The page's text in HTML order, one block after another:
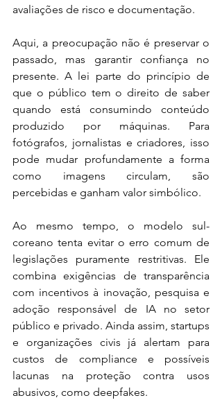
avaliações de risco e documentação.
Aqui, a preocupação não é preservar o
passado, mas garantir confiança no
presente. A lei parte do princípio de
que o público tem o direito de saber
quando está consumindo conteúdo
produzido por máquinas. Para
fotógrafos, jornalistas e criadores, isso
pode mudar profundamente a forma
como imagens circulam, são
percebidas e ganham valor simbólico.
Ao mesmo tempo, o modelo sul-
coreano tenta evitar o erro comum de
legislações puramente restritivas. Ele
combina exigências de transparência
com incentivos à inovação, pesquisa e
adoção responsável de IA no setor
público e privado. Ainda assim, startups
e organizações civis já alertam para
custos de compliance e possíveis
lacunas na proteção contra usos
abusivos, como deepfakes.